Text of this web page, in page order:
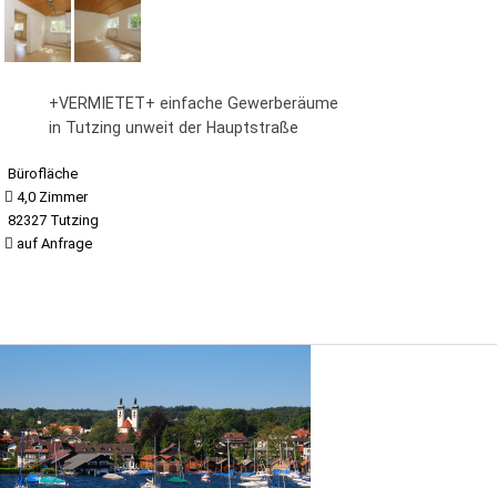
+VERMIETET+ einfache Gewerberäume
in Tutzing unweit der Hauptstraße
Bürofläche
4,0 Zimmer
82327 Tutzing
auf Anfrage